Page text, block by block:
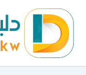
المحتوى